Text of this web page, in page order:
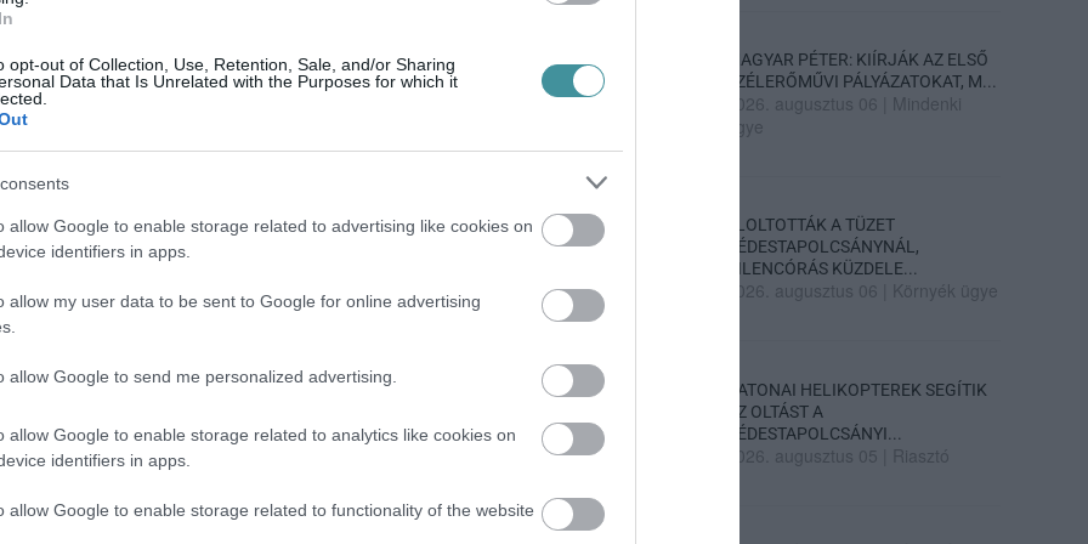
opt-out of Collection, Use, Retention, Sale, and/or Sharing
Data that Is Unrelated with the Purposes for which it
allow Google to enable storage related to advertising like cookies on
identifiers in apps.
allow my user data to be sent to Google for online advertising
allow Google to send me personalized advertising.
allow Google to enable storage related to analytics like cookies on
identifiers in apps.
allow Google to enable storage related to functionality of the website
Sándor, Rudán Joe, Csengeri Attila,
a VoiSingers tagjai alakítják az
pedig Beleznay Endre. A
készíti el, aki A fejedelmen is
már a nagylemez és a színjáték
tervezzük a siklósi várban. Szeretnénk
sárospataki várban, esetleg
Forrás: siklosivar.hu)
MAGYAR PÉTER: KIÍRJÁK AZ ELSŐ
SZÉLERŐMŰVI PÁLYÁZATOKAT, M...
2026. augusztus 06
Mindenki
ügye
ELOLTOTTÁK A TÜZET
DÉDESTAPOLCSÁNYNÁL,
KILENCÓRÁS KÜZDELE...
2026. augusztus 06 Környék ügye
KATONAI HELIKOPTEREK SEGÍTIK
AZ OLTÁST A
DÉDESTAPOLCSÁNYI...
2026. augusztus 05 Riasztó